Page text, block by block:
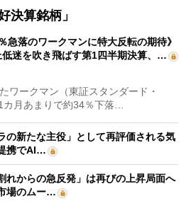
決算銘柄」
急落のワークマンに特大反転の期待》
低迷を吹き飛ばす第1四半期決算、…
ワークマン（東証スタンダード・
カ月あまりで約34％下落…
の新たな主役」として再評価される気
携でAI…
れからの急反発」は再びの上昇局面へ
場のムー…